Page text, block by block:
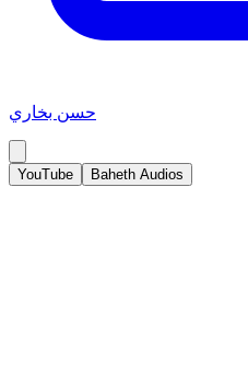
حسن بخاري
YouTube Baheth Audios